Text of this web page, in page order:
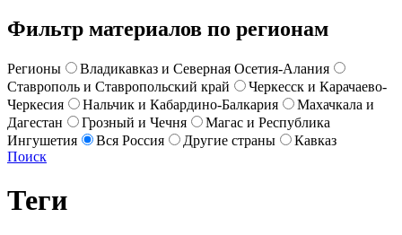
Фильтр материалов по регионам
Регионы
Владикавказ и Северная Осетия-Алания
Ставрополь и Ставропольский край
Черкесск и Карачаево-
Черкесия
Нальчик и Кабардино-Балкария
Махачкала и
Дагестан
Грозный и Чечня
Магас и Республика
Ингушетия
Вся Россия Другие страны
Кавказ
Поиск
Теги